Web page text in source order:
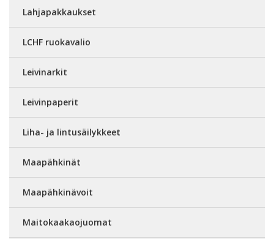
Lahjapakkaukset
LCHF ruokavalio
Leivinarkit
Leivinpaperit
Liha- ja lintusäilykkeet
Maapähkinät
Maapähkinävoit
Maitokaakaojuomat